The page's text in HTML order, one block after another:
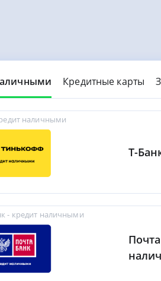
Кредитные карты
наличными
Т-
- кредит наличными